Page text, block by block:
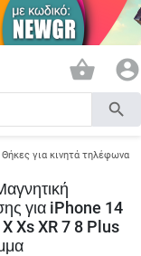
shopping_basket account_circle
search
Θήκες για κινητά τηλέφωνα
για iPhone 14
Xs XR 7 8 Plus